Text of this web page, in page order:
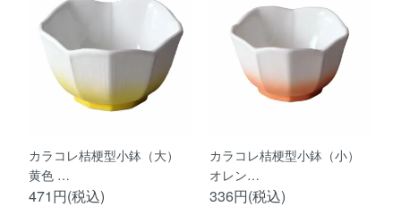
カラコレ桔梗型小鉢（大）
黄色 …
471円(税込)
カラコレ桔梗型小鉢（小）
オレン…
336円(税込)